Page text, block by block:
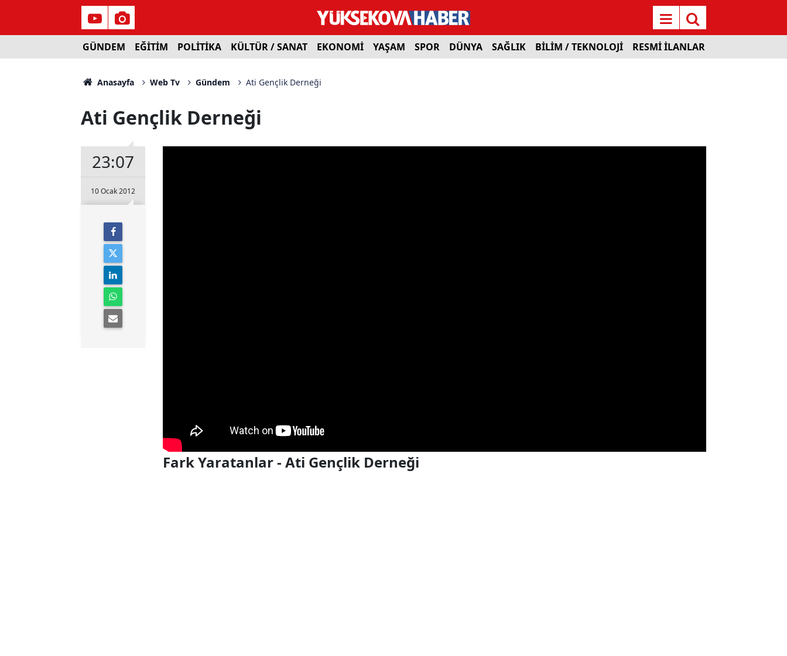
GÜNDEM EĞİTİM POLİTİKA KÜLTÜR / SANAT EKONOMİ YAŞAM SPOR DÜNYA SAĞLIK BİLİM / TEKNOLOJİ RESMİ İLANLAR
Anasayfa Web Tv Gündem Ati Gençlik Derneği
Ati Gençlik Derneği
23:07
10 Ocak 2012
Fark Yaratanlar - Ati Gençlik Derneği